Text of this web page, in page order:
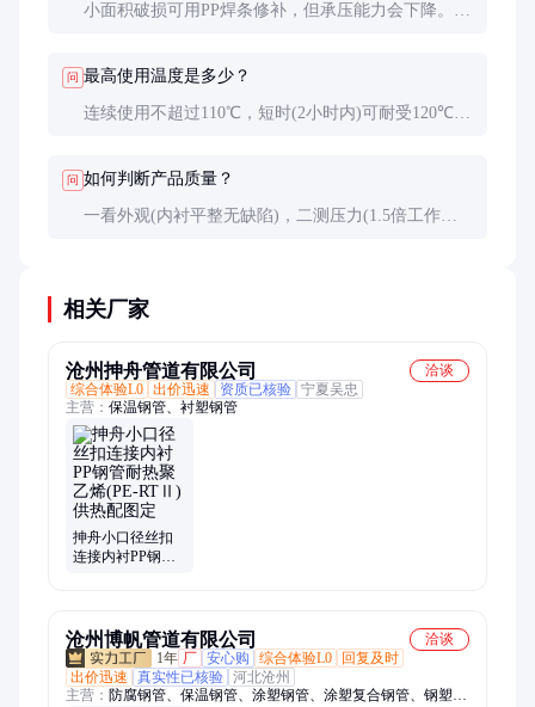
小面积破损可用PP焊条修补，但承压能力会下降。重
问 最高使用温度是多少？
连续使用不超过110℃，短时(2小时内)可耐受120℃。
问 如何判断产品质量？
一看外观(内衬平整无缺陷)，二测压力(1.5倍工作压
相关厂家
沧州抻舟管道有限公司
洽谈
综合体验L0 出价迅速 资质已核验 宁夏吴忠
主营： 保温钢管、衬塑钢管
抻舟小口径丝扣
连接内衬PP钢管
沧州博帆管道有限公司
洽谈
1年 厂 安心购 综合体验L0
回复及时
出价迅速
真实性已核验 河北沧州
主营： 防腐钢管、保温钢管、涂塑钢管、涂塑复合钢管、钢塑消